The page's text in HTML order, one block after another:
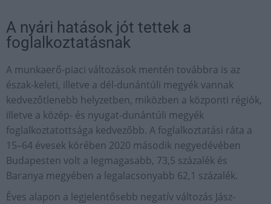
A nyári hatások jót tettek a
foglalkoztatásnak
A munkaerő-piaci változások mentén továbbra is az
észak-keleti, illetve a dél-dunántúli megyék vannak
kedvezőtlenebb helyzetben, miközben a központi régiók,
illetve a közép- és nyugat-dunántúli megyék
foglalkoztatottsága kedvezőbb. A foglalkoztatási ráta a
15–64 évesek körében 2020 második negyedévében
Budapesten volt a legmagasabb, 73,5 százalék és
Baranya megyében a legalacsonyabb 62,1 százalék.
Éves alapon a legjelentősebb negatív változás Jász-